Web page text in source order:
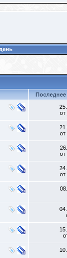
от
от
от
от